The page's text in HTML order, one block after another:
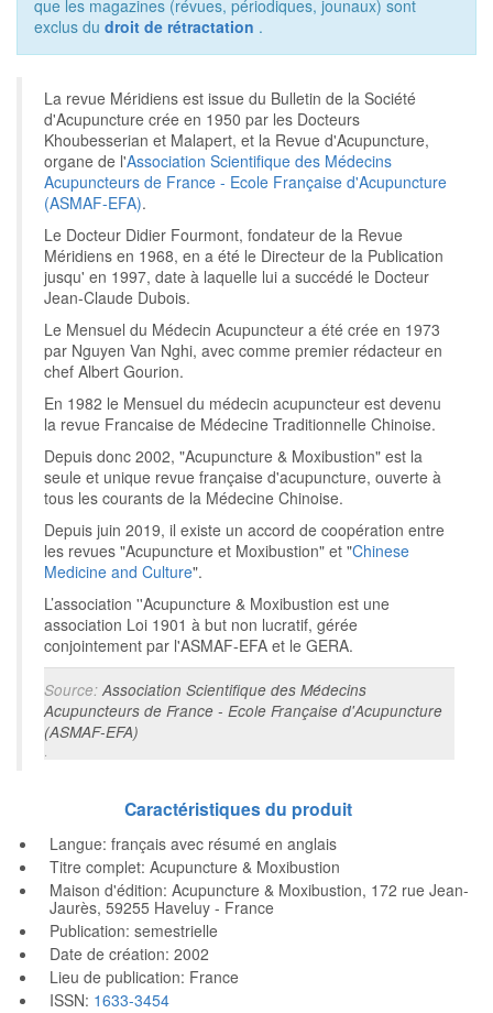
que les magazines (révues, périodiques, jounaux) sont
exclus du droit de rétractation .
La revue Méridiens est issue du Bulletin de la Société
d'Acupuncture crée en 1950 par les Docteurs
Khoubesserian et Malapert, et la Revue d'Acupuncture,
organe de l'Association Scientifique des Médecins
Acupuncteurs de France - Ecole Française d'Acupuncture
(ASMAF-EFA).
Le Docteur Didier Fourmont, fondateur de la Revue
Méridiens en 1968, en a été le Directeur de la Publication
jusqu' en 1997, date à laquelle lui a succédé le Docteur
Jean-Claude Dubois.
Le Mensuel du Médecin Acupuncteur a été crée en 1973
par Nguyen Van Nghi, avec comme premier rédacteur en
chef Albert Gourion.
En 1982 le Mensuel du médecin acupuncteur est devenu
la revue Francaise de Médecine Traditionnelle Chinoise.
Depuis donc 2002, "Acupuncture & Moxibustion" est la
seule et unique revue française d'acupuncture, ouverte à
tous les courants de la Médecine Chinoise.
Depuis juin 2019, il existe un accord de coopération entre
les revues "Acupuncture et Moxibustion" et "Chinese
Medicine and Culture".
L’association ''Acupuncture & Moxibustion est une
association Loi 1901 à but non lucratif, gérée
conjointement par l'ASMAF-EFA et le GERA.
Source:Association Scientifique des Médecins
Acupuncteurs de France - Ecole Française d'Acupuncture
(ASMAF-EFA)
Caractéristiques du produit
Langue: français avec résumé en anglais
Titre complet: Acupuncture & Moxibustion
Maison d'édition: Acupuncture & Moxibustion, 172 rue Jean-
Jaurès, 59255 Haveluy - France
Publication: semestrielle
Date de création: 2002
Lieu de publication: France
ISSN: 1633-3454